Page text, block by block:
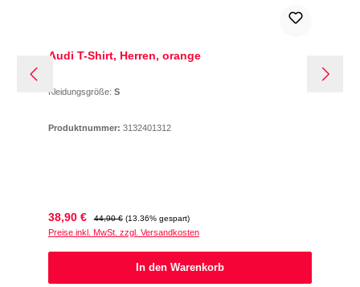
Audi T-Shirt, Herren, orange
Kleidungsgröße: S
Produktnummer: 3132401312
Verkaufspreis:
38,90 € Regulärer Preis:
44,90 € (13.36% gespart)
Preise inkl. MwSt. zzgl. Versandkosten
In den Warenkorb